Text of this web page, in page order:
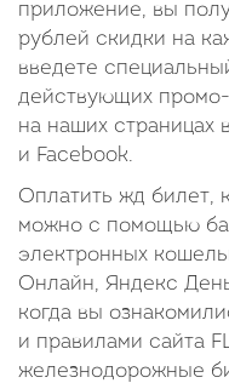
приложение, вы
рублей скидки на
введете
действующих промо-
на наших страницах
и Facebook.
Оплатить жд билет,
можно с помощью
электронных
Онлайн, Яндекс
когда вы
и правилами сайта
железнодорожные